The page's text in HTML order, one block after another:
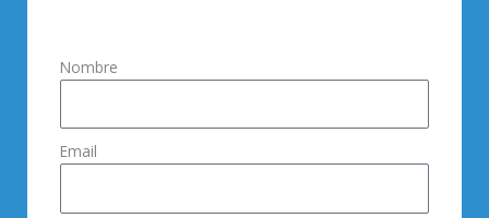
Nombre
Email